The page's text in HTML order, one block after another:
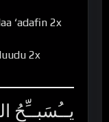
‘adafin 2x
2x
يــُسَبــِّحُ